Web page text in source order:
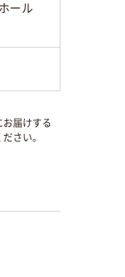
ール
お届けする
さい。